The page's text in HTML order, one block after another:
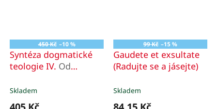
450 Kč –10 %
Syntéza dogmatické
teologie IV. Od
Skladem
99 Kč –15 %
Gaudete et exsultate
(Radujte se a jásejte)
Skladem